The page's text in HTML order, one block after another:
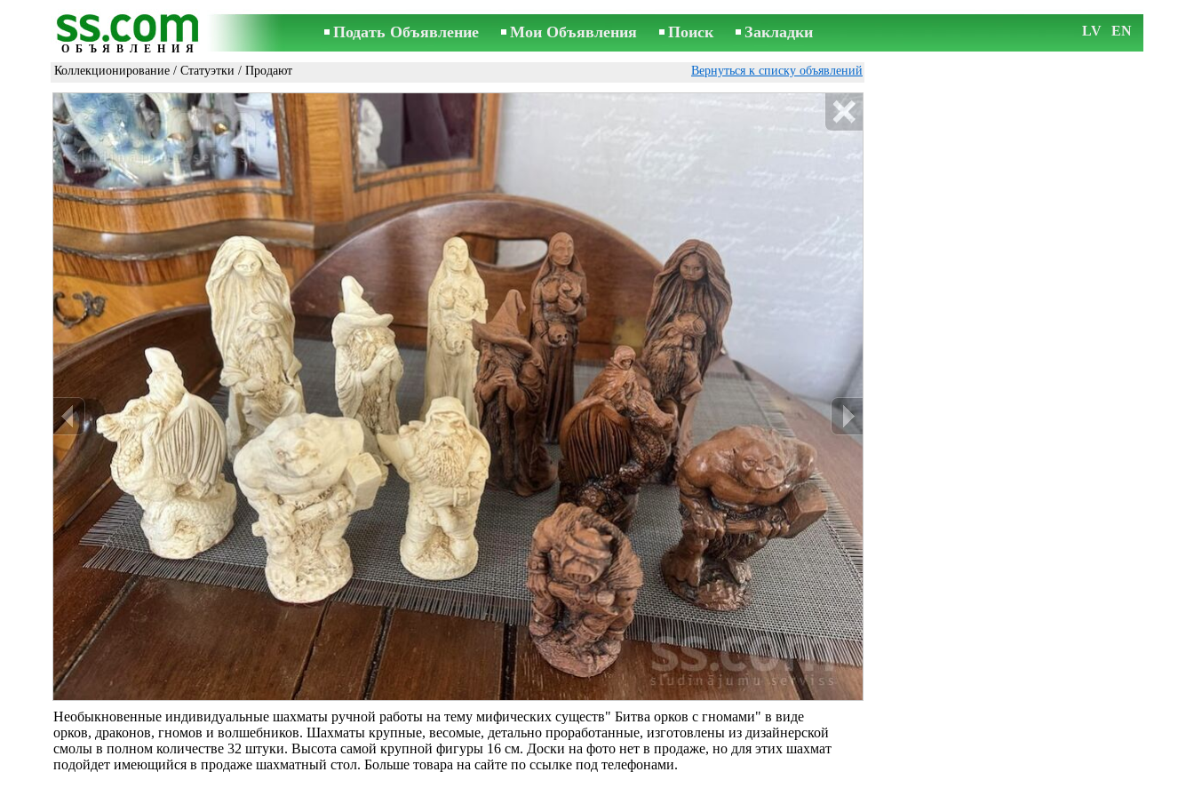
ОБЪЯВЛЕНИЯ
Подать Объявление Мои Объявления Поиск Закладки LV EN
Коллекционирование / Статуэтки / Продают Вернуться к списку объявлений
Необыкновенные индивидуальные шахматы ручной работы на тему мифических существ" Битва орков с гномами" в виде
орков, драконов, гномов и волшебников. Шахматы крупные, весомые, детально проработанные, изготовлены из дизайнерской
смолы в полном количестве 32 штуки. Высота самой крупной фигуры 16 см. Доски на фото нет в продаже, но для этих шахмат
подойдет имеющийся в продаже шахматный стол. Больше товара на сайте по ссылке под телефонами.